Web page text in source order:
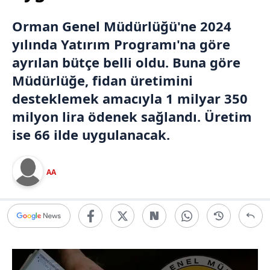
Orman Genel Müdürlüğü'ne 2024
yılında Yatırım Programı'na göre
ayrılan bütçe belli oldu. Buna göre
Müdürlüğe, fidan üretimini
desteklemek amacıyla 1 milyar 350
milyon lira ödenek sağlandı. Üretim
ise 66 ilde uygulanacak.
AA